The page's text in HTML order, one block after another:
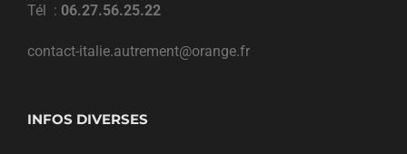
Tél : 06.27.56.25.22
contact-italie.autrement@orange.fr
INFOS DIVERSES